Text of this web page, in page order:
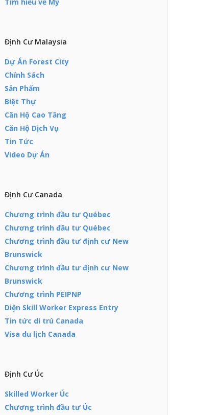
Định Cư Malaysia
Dự Án Forest City
Chính Sách
Sản Phẩm
Biệt Thự
Căn Hộ Cao Tầng
Căn Hộ Dịch Vụ
Tin Tức
Video Dự Án
Định Cư Canada
Chương trình đầu tư Québec
Chương trình đầu tư Québec
Chương trình đầu tư định cư New
Brunswick
Chương trình đầu tư định cư New
Brunswick
Chương trình PEIPNP
Diện Skill Worker Express Entry
Tin tức di trú Canada
Visa du lịch Canada
Định Cư Úc
Skilled Worker Úc
Chương trình đầu tư Úc